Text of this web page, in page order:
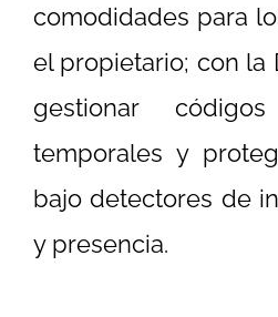
comodidades para
el propietario; con la
gestionar
temporales y
bajo detectores de
y presencia.